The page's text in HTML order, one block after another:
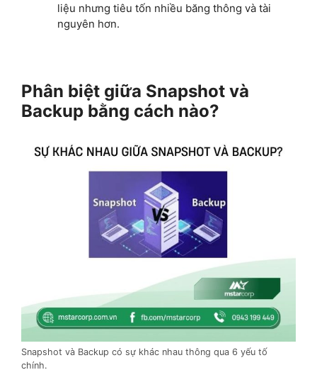
liệu nhưng tiêu tốn nhiều băng thông và tài
nguyên hơn.
Phân biệt giữa Snapshot và
Backup bằng cách nào?
Snapshot và Backup có sự khác nhau thông qua 6 yếu tố
chính.